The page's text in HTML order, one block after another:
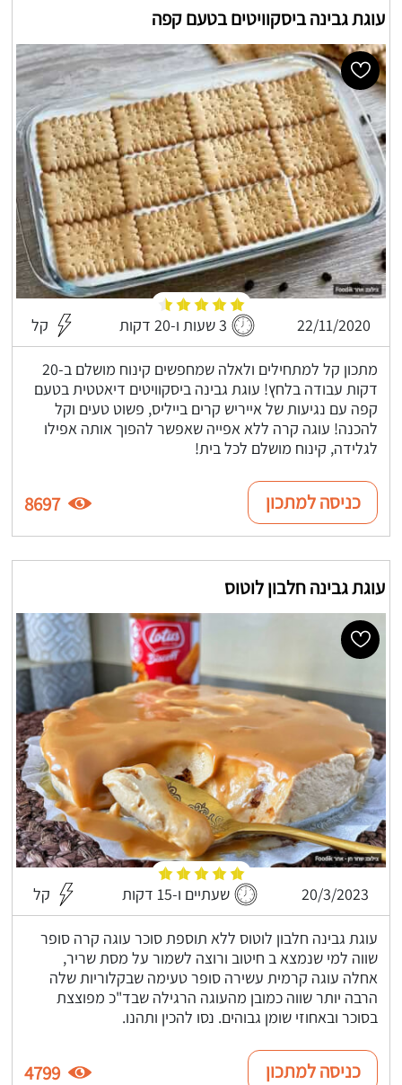
עוגת גבינה ביסקוויטים בטעם קפה
22/11/2020 3 שעות ו-20 דקות קל
מתכון קל למתחילים ולאלה שמחפשים קינוח מושלם ב-20
דקות עבודה בלחץ! עוגת גבינה ביסקוויטים דיאטטית בטעם
קפה עם נגיעות של אייריש קרים בייליס, פשוט טעים וקל
להכנה! עוגה קרה ללא אפייה שאפשר להפוך אותה אפילו
לגלידה, קינוח מושלם לכל בית!
כניסה למתכון 8697
עוגת גבינה חלבון לוטוס
20/3/2023 שעתיים ו-15 דקות קל
עוגת גבינה חלבון לוטוס ללא תוספת סוכר עוגה קרה סופר
שווה למי שנמצא ב חיטוב ורוצה לשמור על מסת שריר,
אחלה עוגה קרמית עשירה סופר טעימה שבקלוריות שלה
הרבה יותר שווה כמובן מהעוגה הרגילה שבד"כ מפוצצת
בסוכר ובאחוזי שומן גבוהים. נסו להכין ותהנו.
כניסה למתכון 4799